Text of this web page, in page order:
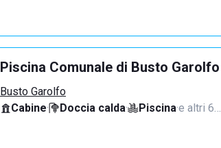
Piscina Comunale di Busto Garolfo
Busto Garolfo
Cabine· Doccia calda· Piscina·e altri 6…